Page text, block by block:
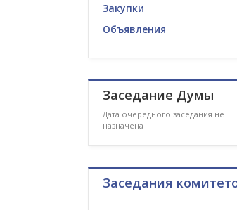
Закупки
Объявления
Заседание Думы
Дата очередного заседания не
назначена
Заседания